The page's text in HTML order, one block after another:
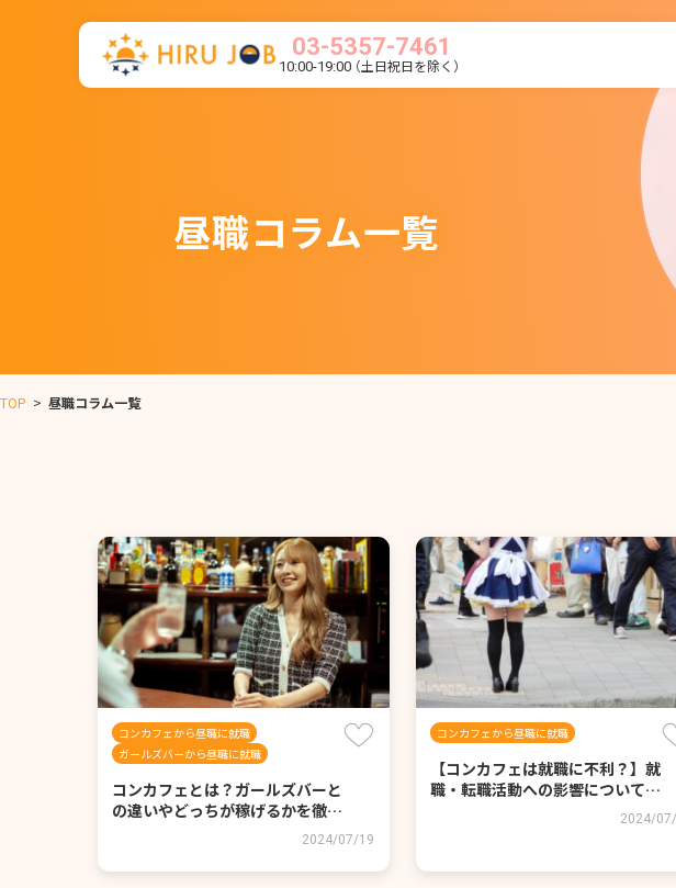
03-5357-7461
10:00-19:00（土日祝日を除く）
昼職コラム一覧
TOP > 昼職コラム一覧
コンカフェから昼職に就職
ガールズバーから昼職に就職
コンカフェとは？ガールズバーと
の違いやどっちが稼げるかを徹…
2024/07/19
コンカフェから昼職に就職
【コンカフェは就職に不利？】就
職・転職活動への影響について…
2024/